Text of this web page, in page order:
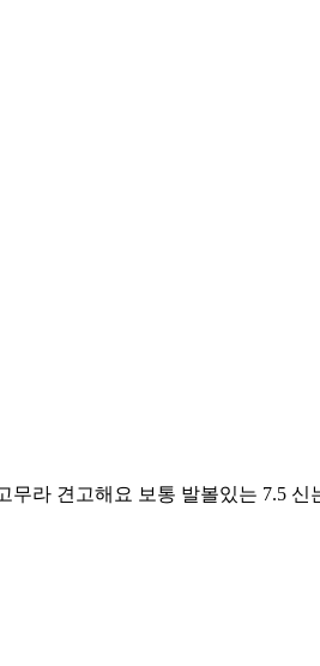
라 견고해요 보통 발볼있는 7.5